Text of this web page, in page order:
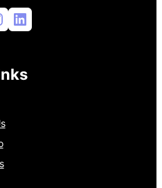
LinkedIn